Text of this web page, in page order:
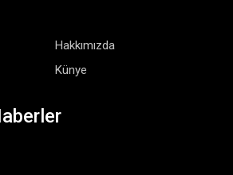
Hakkımızda
Künye